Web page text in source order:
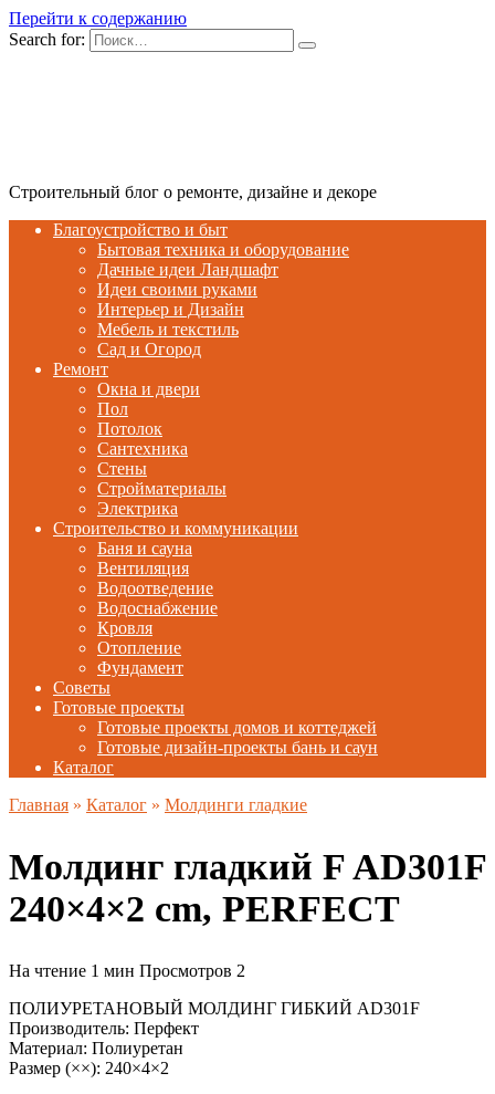
Перейти к содержанию
Search for:
Строительный блог о ремонте, дизайне и декоре
Благоустройство и быт
Бытовая техника и оборудование
Дачные идеи Ландшафт
Идеи своими руками
Интерьер и Дизайн
Мебель и текстиль
Сад и Огород
Ремонт
Окна и двери
Пол
Потолок
Сантехника
Стены
Стройматериалы
Электрика
Строительство и коммуникации
Баня и сауна
Вентиляция
Водоотведение
Водоснабжение
Кровля
Отопление
Фундамент
Советы
Готовые проекты
Готовые проекты домов и коттеджей
Готовые дизайн-проекты бань и саун
Каталог
Главная » Каталог » Молдинги гладкие
Молдинг гладкий F AD301F
240×4×2 cm, PERFECT
На чтение 1 мин Просмотров 2
ПОЛИУРЕТАНОВЫЙ МОЛДИНГ ГИБКИЙ AD301F
Производитель: Перфект
Материал: Полиуретан
Размер (××): 240×4×2